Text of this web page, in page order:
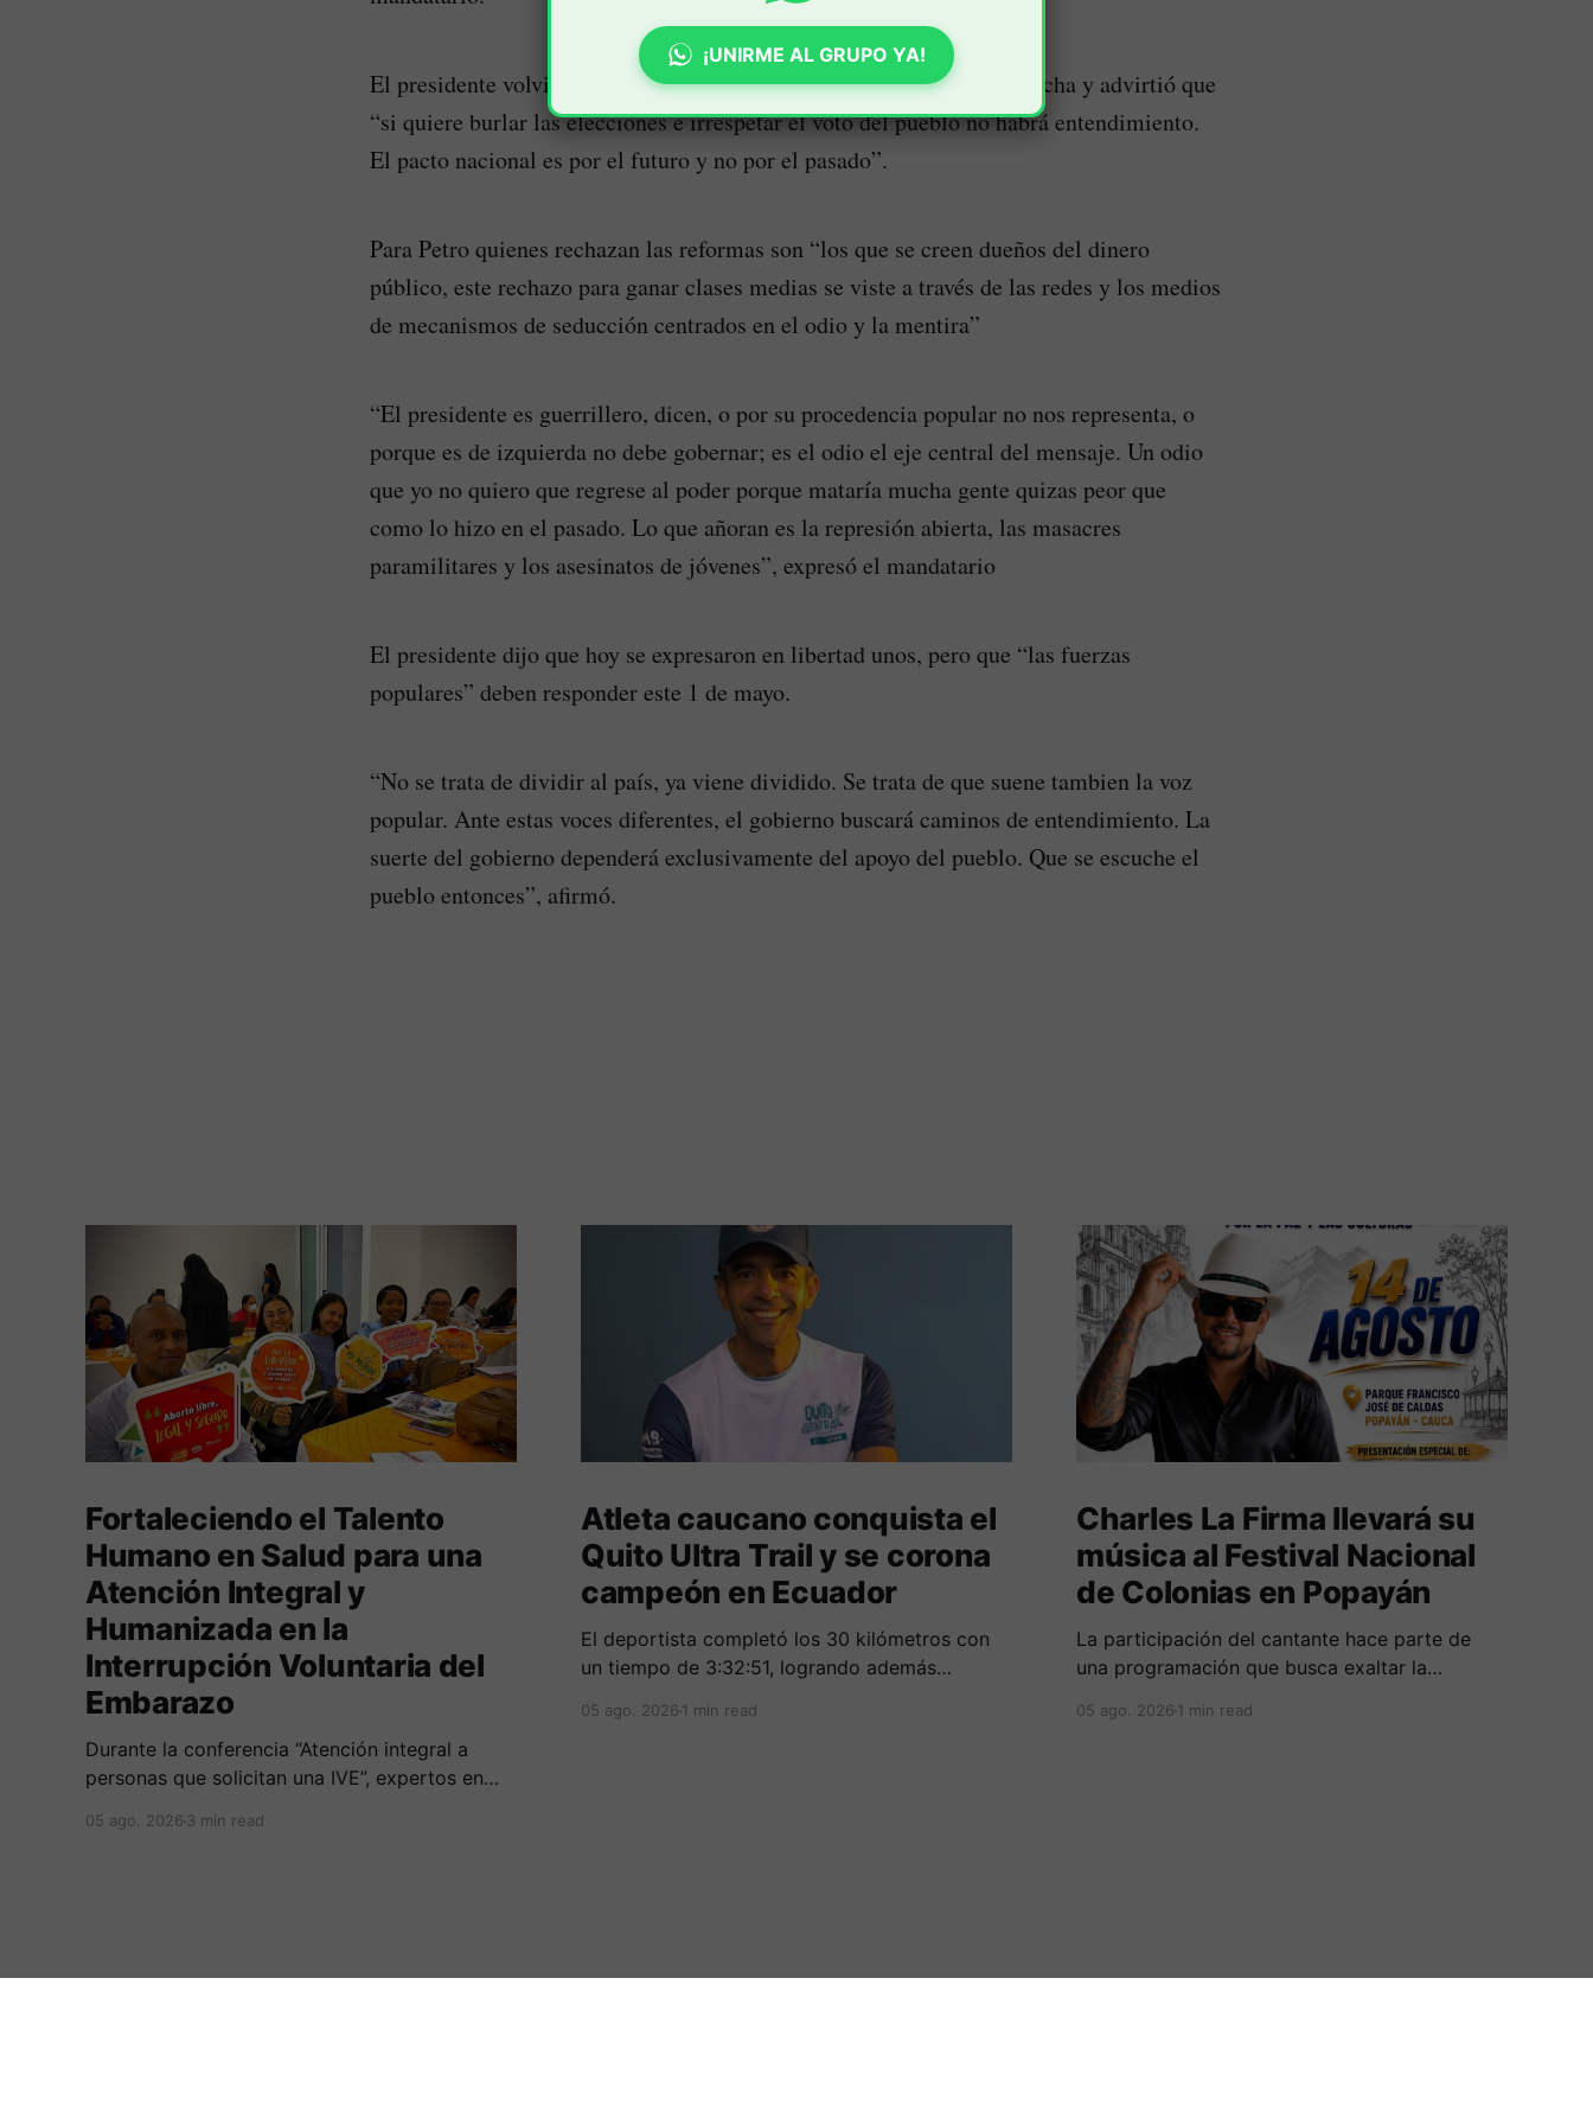
El presidente volvió a insinuar en que el golpe blando viene de la derecha y advirtió que
“si quiere burlar las elecciones e irrespetar el voto del pueblo no habrá entendimiento.
El pacto nacional es por el futuro y no por el pasado”.
Para Petro quienes rechazan las reformas son “los que se creen dueños del dinero
público, este rechazo para ganar clases medias se viste a través de las redes y los medios
de mecanismos de seducción centrados en el odio y la mentira”
“El presidente es guerrillero, dicen, o por su procedencia popular no nos representa, o
porque es de izquierda no debe gobernar; es el odio el eje central del mensaje. Un odio
que yo no quiero que regrese al poder porque mataría mucha gente quizas peor que
como lo hizo en el pasado. Lo que añoran es la represión abierta, las masacres
paramilitares y los asesinatos de jóvenes”, expresó el mandatario
El presidente dijo que hoy se expresaron en libertad unos, pero que “las fuerzas
populares” deben responder este 1 de mayo.
“No se trata de dividir al país, ya viene dividido. Se trata de que suene tambien la voz
popular. Ante estas voces diferentes, el gobierno buscará caminos de entendimiento. La
suerte del gobierno dependerá exclusivamente del apoyo del pueblo. Que se escuche el
pueblo entonces”, afirmó.
Fortaleciendo el Talento
Humano en Salud para una
Atención Integral y
Humanizada en la
Interrupción Voluntaria del
Embarazo
Durante la conferencia “Atención integral a
personas que solicitan una IVE”, expertos en
compartieron sus conocimientos sobre cómo
05 ago. 2026 3 min read
Atleta caucano conquista el
Quito Ultra Trail y se corona
campeón en Ecuador
El deportista completó los 30 kilómetros con
un tiempo de 3:32:51, logrando además
clasificación general.
05 ago. 20261 min read
Charles La Firma llevará su
música al Festival Nacional
de Colonias en Popayán
La participación del cantante hace parte de
una programación que busca exaltar la
expresiones artísticas de distintas regiones del
05 ago. 20261 min read
¡UNIRME AL GRUPO YA!